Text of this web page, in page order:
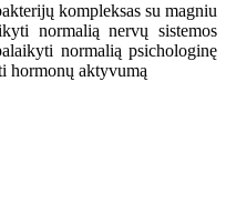
kompleksas su magniu
normalią nervų sistemos
normalią psichologinę
hormonų aktyvumą